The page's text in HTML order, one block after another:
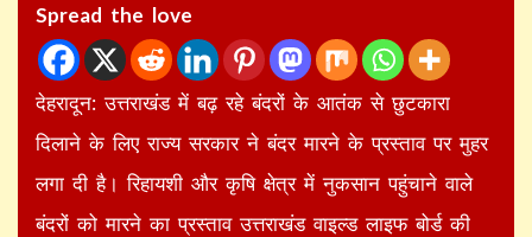
Spread the love
देहरादून: उत्तराखंड में बढ़ रहे बंदरों के आतंक से छुटकारा
दिलाने के लिए राज्य सरकार ने बंदर मारने के प्रस्ताव पर मुहर
लगा दी है। रिहायशी और कृषि क्षेत्र में नुकसान पहुंचाने वाले
बंदरों को मारने का प्रस्ताव उत्तराखंड वाइल्ड लाइफ बोर्ड की